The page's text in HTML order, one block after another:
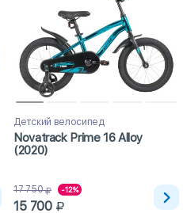
Детский велосипед
Novatrack Prime 16 Alloy
(2020)
17 750 -12%
15 700